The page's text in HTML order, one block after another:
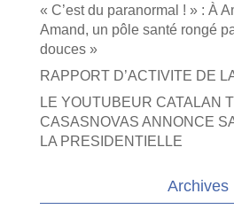
« C’est du paranormal ! » : À
Amand, un pôle santé rongé
douces »
RAPPORT D’ACTIVITE DE
LE YOUTUBEUR CATALAN
CASASNOVAS ANNONCE
LA PRESIDENTIELLE
Archives